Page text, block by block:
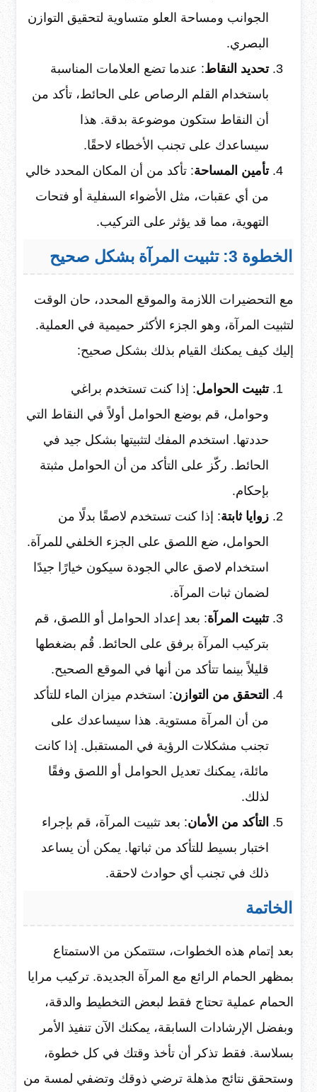
الجوانب ومساحة العلو متساوية لتحقيق التوازن
البصري.
تحديد النقاط: عندما تضع العلامات المناسبة
باستخدام القلم الرصاص على الحائط، تأكد من
أن النقاط ستكون موضوعة بدقة. هذا
سيساعدك على تجنب الأخطاء لاحقًا.
تأمين المساحة: تأكد من أن المكان المحدد خالي
من أي عقبات، مثل الأضواء السفلية أو فتحات
التهوية، مما قد يؤثر على التركيب.
الخطوة 3: تثبيت المرآة بشكل صحيح
مع التحضيرات اللازمة والموقع المحدد، حان الوقت
لتثبيت المرآة، وهو الجزء الأكثر حميمية في العملية.
إليك كيف يمكنك القيام بذلك بشكل صحيح:
تثبيت الحوامل: إذا كنت تستخدم براغي
وحوامل، قم بوضع الحوامل أولاً في النقاط التي
حددتها. استخدم المفك لتثبيتها بشكل جيد في
الحائط. ركّز على التأكد من أن الحوامل مثبتة
بإحكام.
زوايا ثابتة: إذا كنت تستخدم لاصقًا بدلًا من
الحوامل، ضع اللصق على الجزء الخلفي للمرآة.
استخدام لاصق عالي الجودة سيكون خيارًا جيدًا
لضمان ثبات المرآة.
تثبيت المرآة: بعد إعداد الحوامل أو اللصق، قم
بتركيب المرآة برفق على الحائط. قُم بضغطها
قليلاً بينما تتأكد من أنها في الموقع الصحيح.
التحقق من التوازن: استخدم ميزان الماء للتأكد
من أن المرآة مستوية. هذا سيساعدك على
تجنب مشكلات الرؤية في المستقبل. إذا كانت
مائلة، يمكنك تعديل الحوامل أو اللصق وفقًا
لذلك.
التأكد من الأمان: بعد تثبيت المرآة، قم بإجراء
اختبار بسيط للتأكد من ثباتها. يمكن أن يساعد
ذلك في تجنب أي حوادث لاحقة.
الخاتمة
بعد إتمام هذه الخطوات، ستتمكن من الاستمتاع
بمظهر الحمام الرائع مع المرآة الجديدة. تركيب مرايا
الحمام عملية تحتاج فقط لبعض التخطيط والدقة،
وبفضل الإرشادات السابقة، يمكنك الآن تنفيذ الأمر
بسلاسة. فقط تذكر أن تأخذ وقتك في كل خطوة،
وستحقق نتائج مذهلة ترضي ذوقك وتضفي لمسة من